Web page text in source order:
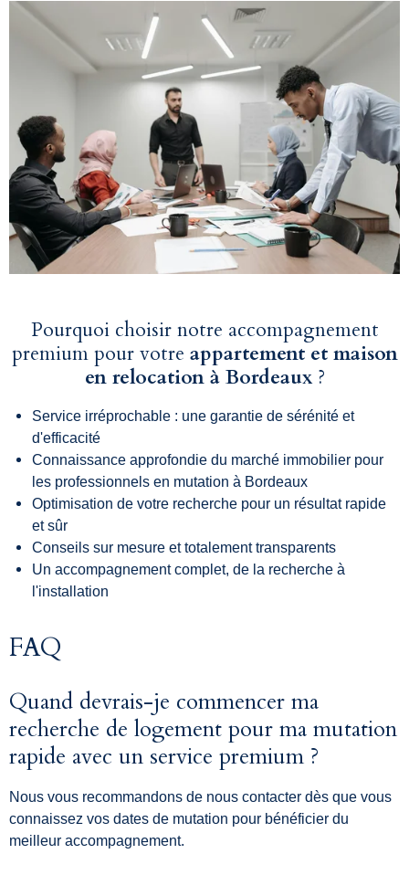
Pourquoi choisir notre accompagnement
premium pour votre appartement et maison
en relocation à Bordeaux?
Service irréprochable : une garantie de sérénité et
d'efficacité
Connaissance approfondie du marché immobilier pour
les professionnels en mutation à Bordeaux
Optimisation de votre recherche pour un résultat rapide
et sûr
Conseils sur mesure et totalement transparents
Un accompagnement complet, de la recherche à
l'installation
FAQ
Quand devrais-je commencer ma
recherche de logement pour ma mutation
rapide avec un service premium ?
Nous vous recommandons de nous contacter dès que vous
connaissez vos dates de mutation pour bénéficier du
meilleur accompagnement.